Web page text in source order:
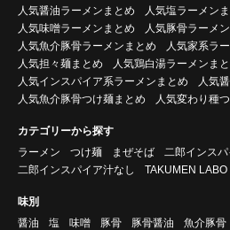
人気醤油ラーメンまとめ
人気塩ラーメン
人気味噌ラーメンまとめ
人気豚骨ラーメ
人気魚介豚骨ラーメンまとめ
人気家系ラ
人気担々麺まとめ
人気鶏白湯ラーメンま
人気インスパイア系ラーメンまとめ
人気
人気魚介豚骨つけ麺まとめ
人気変わり種
カテゴリーから探す
ラーメン
つけ麺 まぜそば
二郎インスパ
二郎インスパイア汁なし
TAKUMEN LABO
味別
醤油
塩 味噌 豚骨 豚骨醤油 魚介豚骨